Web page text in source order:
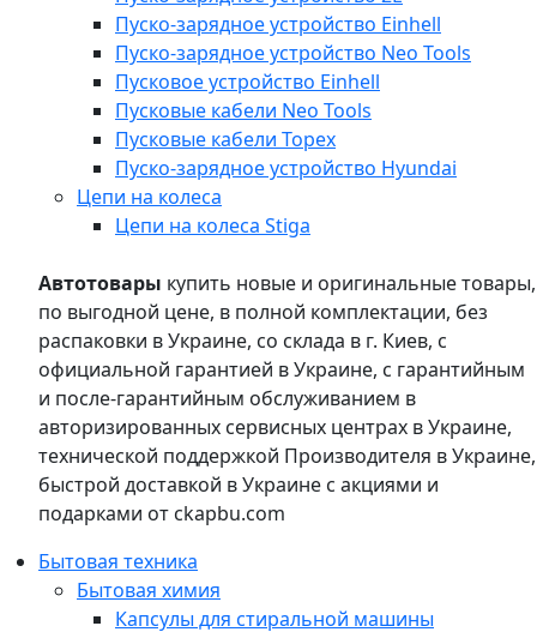
Пуско-зарядное устройство Einhell
Пуско-зарядное устройство Neo Tools
Пусковое устройство Einhell
Пусковые кабели Neo Tools
Пусковые кабели Topex
Пуско-зарядное устройство Hyundai
Цепи на колеса
Цепи на колеса Stiga
Автотовары купить новые и оригинальные товары,
по выгодной цене, в полной комплектации, без
распаковки в Украине, со склада в г. Киев, с
официальной гарантией в Украине, с гарантийным
и после-гарантийным обслуживанием в
авторизированных сервисных центрах в Украине,
технической поддержкой Производителя в Украине,
быстрой доставкой в Украине с акциями и
подарками от ckapbu.com
Бытовая техника
Бытовая химия
Капсулы для стиральной машины